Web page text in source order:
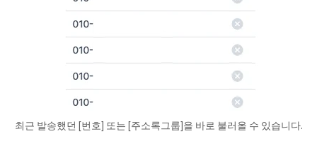
최근 발송했던 [번호] 또는 [주소록그룹]을 바로 불러올 수 있습니다.